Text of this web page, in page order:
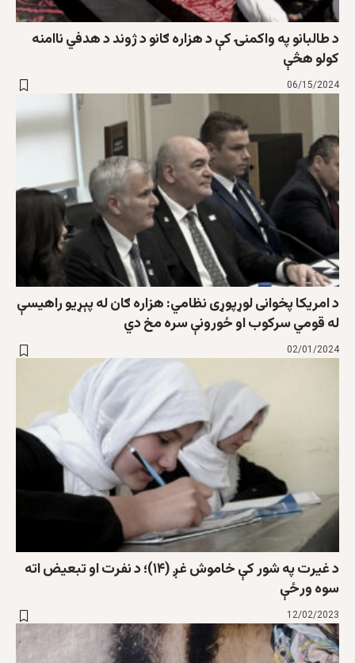
د طالبانو په واکمنۍ کې د هزاره ګانو د ژوند د هدفي ناامنه
کولو هڅې
06/15/2024
د امريکا پخوانی لوړپوړی نظامي: هزاره ګان له پېړيو راهيسې
له قومي سرکوب او ځورونې سره مخ دي
02/01/2024
د غيرت په شور کې خاموش غږ (۱۴)؛ د نفرت او تبعيض اته
سوه ورځې
12/02/2023